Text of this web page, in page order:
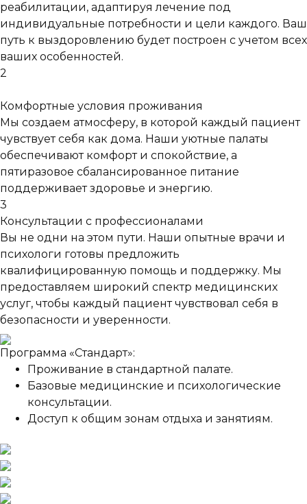
реабилитации, адаптируя лечение под
индивидуальные потребности и цели каждого. Ваш
путь к выздоровлению будет построен с учетом всех
ваших особенностей.
2
Комфортные условия проживания
Мы создаем атмосферу, в которой каждый пациент
чувствует себя как дома. Наши уютные палаты
обеспечивают комфорт и спокойствие, а
пятиразовое сбалансированное питание
поддерживает здоровье и энергию.
3
Консультации с профессионалами
Вы не одни на этом пути. Наши опытные врачи и
психологи готовы предложить
квалифицированную помощь и поддержку. Мы
предоставляем широкий спектр медицинских
услуг, чтобы каждый пациент чувствовал себя в
безопасности и уверенности.
Программа «Стандарт»:
Проживание в стандартной палате.
Базовые медицинские и психологические
консультации.
Доступ к общим зонам отдыха и занятиям.